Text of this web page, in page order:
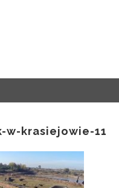
krasiejowie-11